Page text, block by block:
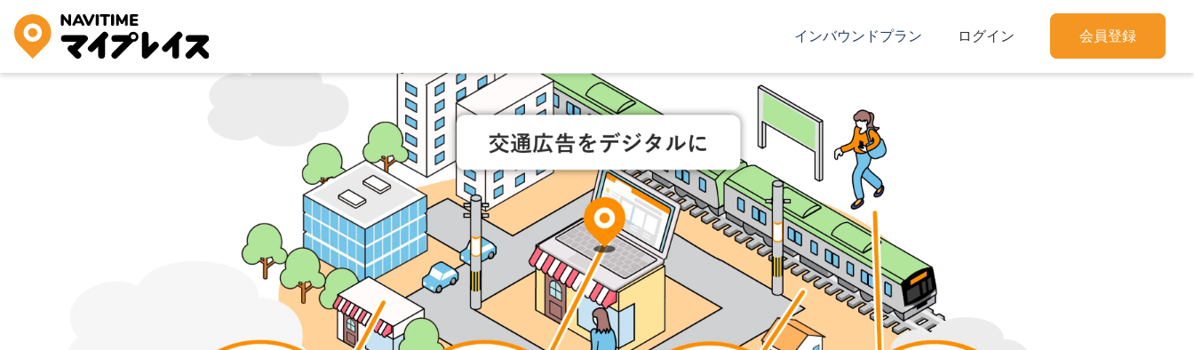
インバウンドプラン ログイン 会員登録